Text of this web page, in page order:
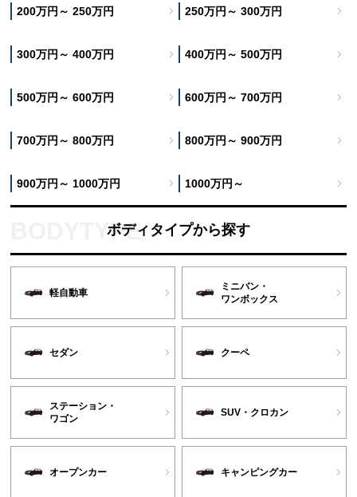
200万円～ 250万円 250万円～ 300万円
300万円～ 400万円 400万円～ 500万円
500万円～ 600万円 600万円～ 700万円
700万円～ 800万円 800万円～ 900万円
900万円～ 1000万円 1000万円～
ボディタイプから探す
軽自動車
ミニバン・
ワンボックス
セダン クーペ
ステーション・
ワゴン
SUV・クロカン
オープンカー キャンピングカー